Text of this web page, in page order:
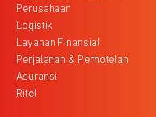
Perusahaan
Logistik
Layanan Finansial
Perjalanan & Perhotelan
Asuransi
Ritel